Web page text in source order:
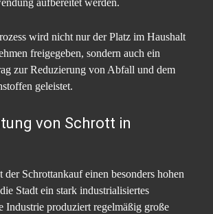
wird nicht nur der Platz im Haushalt
freigegeben, sondern auch ein
zur Reduzierung von Abfall und dem
geleistet.
von Schrott in
der Schrottankauf einen besonders hohen
Stadt ein stark industrialisiertes
Industrie produziert regelmäßig große